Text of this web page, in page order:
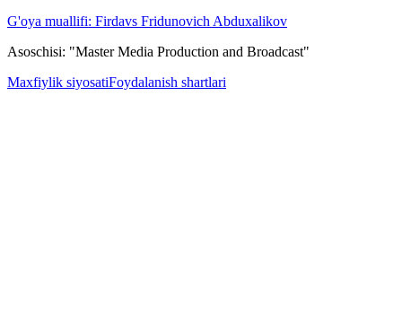
G'oya muallifi: Firdavs Fridunovich Abduxalikov
Asoschisi: "Master Media Production and Broadcast"
Maxfiylik siyosatiFoydalanish shartlari